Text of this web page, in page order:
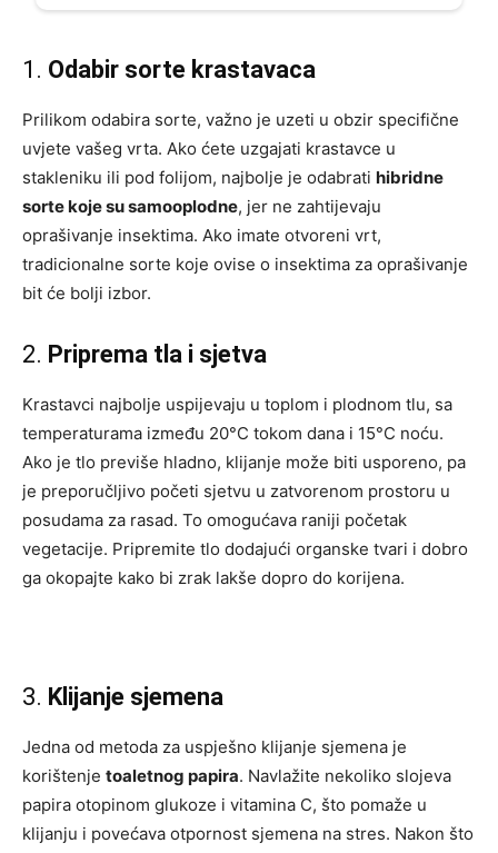
1. Odabir sorte krastavaca
Prilikom odabira sorte, važno je uzeti u obzir specifične
uvjete vašeg vrta. Ako ćete uzgajati krastavce u
stakleniku ili pod folijom, najbolje je odabrati hibridne
sorte koje su samooplodne, jer ne zahtijevaju
oprašivanje insektima. Ako imate otvoreni vrt,
tradicionalne sorte koje ovise o insektima za oprašivanje
bit će bolji izbor.
2. Priprema tla i sjetva
Krastavci najbolje uspijevaju u toplom i plodnom tlu, sa
temperaturama između 20°C tokom dana i 15°C noću.
Ako je tlo previše hladno, klijanje može biti usporeno, pa
je preporučljivo početi sjetvu u zatvorenom prostoru u
posudama za rasad. To omogućava raniji početak
vegetacije. Pripremite tlo dodajući organske tvari i dobro
ga okopajte kako bi zrak lakše dopro do korijena.
3. Klijanje sjemena
Jedna od metoda za uspješno klijanje sjemena je
korištenje toaletnog papira. Navlažite nekoliko slojeva
papira otopinom glukoze i vitamina C, što pomaže u
klijanju i povećava otpornost sjemena na stres. Nakon što